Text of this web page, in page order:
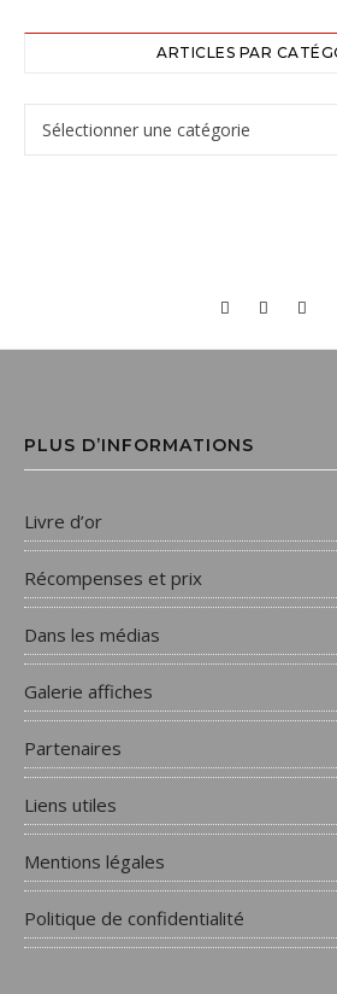
ARTICLES PAR
PLUS D’INFORMATIONS
Livre d’or
Récompenses et prix
Dans les médias
Galerie affiches
Partenaires
Liens utiles
Mentions légales
Politique de confidentialité